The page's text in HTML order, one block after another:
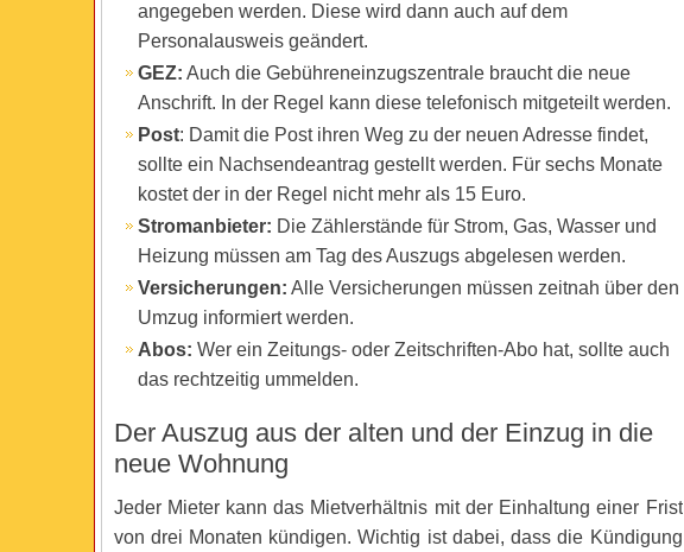
angegeben werden. Diese wird dann auch auf dem
Personalausweis geändert.
GEZ: Auch die Gebühreneinzugszentrale braucht die neue
Anschrift. In der Regel kann diese telefonisch mitgeteilt werden.
Post: Damit die Post ihren Weg zu der neuen Adresse findet,
sollte ein Nachsendeantrag gestellt werden. Für sechs Monate
kostet der in der Regel nicht mehr als 15 Euro.
Stromanbieter: Die Zählerstände für Strom, Gas, Wasser und
Heizung müssen am Tag des Auszugs abgelesen werden.
Versicherungen: Alle Versicherungen müssen zeitnah über den
Umzug informiert werden.
Abos: Wer ein Zeitungs- oder Zeitschriften-Abo hat, sollte auch
das rechtzeitig ummelden.
Der Auszug aus der alten und der Einzug in die
neue Wohnung
Jeder Mieter kann das Mietverhältnis mit der Einhaltung einer Frist
von drei Monaten kündigen. Wichtig ist dabei, dass die Kündigung